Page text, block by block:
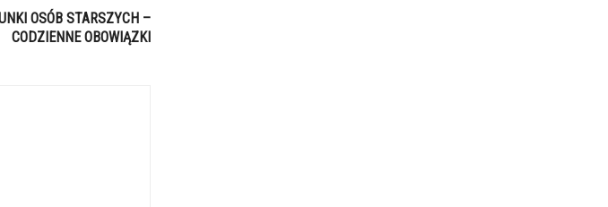
OSÓB STARSZYCH –
CODZIENNE OBOWIĄZKI